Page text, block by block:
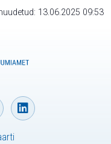
13.06.2025 09:53